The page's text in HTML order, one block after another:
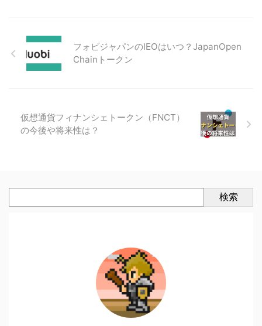
フォビジャパンのIEOはいつ？JapanOpen
Chainトークン
仮想通貨フィナンシェトークン（FNCT）
の今後や将来性は？
検索